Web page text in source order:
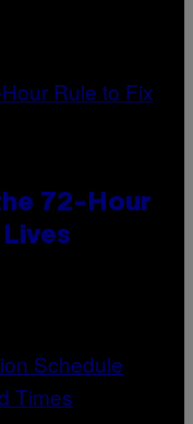
72-Hour
Lives